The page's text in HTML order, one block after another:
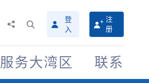
搜
寻
介
面
登
入
注
册
服务大湾区 联系